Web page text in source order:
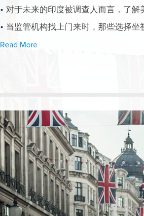
对于未来的印度被调查人而言，了解
当监管机构找上门来时，那些选择坐
Read More